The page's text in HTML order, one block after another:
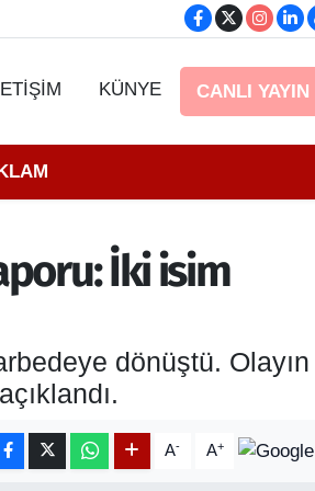
KÜNYE CANLI YAYIN
İki isim
dönüştü. Olayın
A- A+